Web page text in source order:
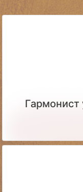
Гармонист